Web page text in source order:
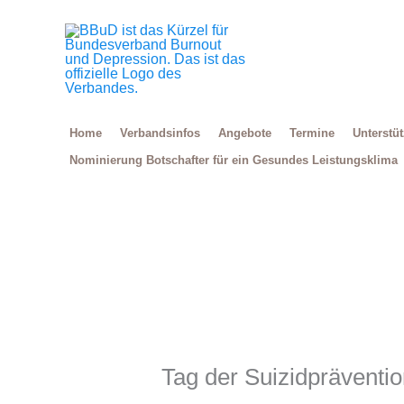
Home Verbandsinfos Angebote Termine
Nominierung Botschafter für ein Gesundes Leistungsklima
Tag der